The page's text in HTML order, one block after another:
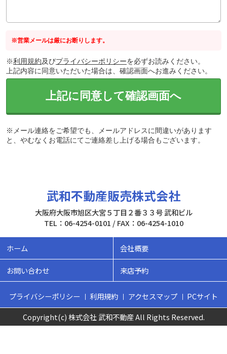
※営業メールは厳にお断りします。
※利用規約及びプライバシーポリシーを必ずお読みください。
上記内容に同意いただいた場合は、確認画面へお進みください。
上記に同意して確認画面へ
※メール連絡をご希望でも、メールアドレスに間違いがあります
と、やむなくお電話にてご連絡差し上げる場合もございます。
武和不動産販売株式会社
大阪府大阪市旭区大宮５丁目２番３３号 武和ビル
TEL：06-4254-0101 / FAX：06-4254-1010
ホーム 会社概要
お問い合わせ 来店予約
プライバシーポリシー 利用規約 アクセスマップ
PCサイト
Copyright(c) 株式会社 武和不動産 All Rights Reserved.